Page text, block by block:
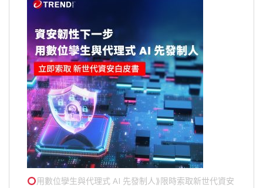
用數位孿生與代理式 AI 先發制人⟫限時索取新世代資安